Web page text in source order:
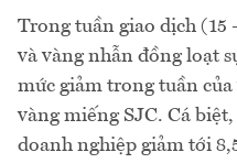
Trong tuần giao dịch (15
và vàng nhẫn đồng loạt
mức giảm trong tuần
vàng miếng SJC. Cá
doanh nghiệp giảm tới